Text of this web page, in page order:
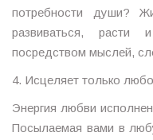
потребности души?
развиваться, расти
посредством мыслей,
4. Исцеляет только
Энергия любви
Посылаемая вами в